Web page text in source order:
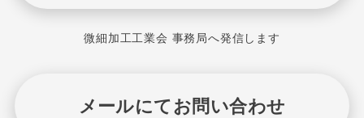
微細加工工業会 事務局へ発信します
メールにてお問い合わせ